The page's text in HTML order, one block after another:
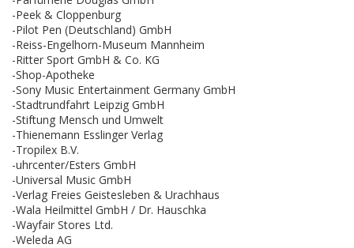
-Peek & Cloppenburg
-Pilot Pen (Deutschland) GmbH
-Reiss-Engelhorn-Museum Mannheim
-Ritter Sport GmbH & Co. KG
-Shop-Apotheke
-Sony Music Entertainment Germany GmbH
-Stadtrundfahrt Leipzig GmbH
-Stiftung Mensch und Umwelt
-Thienemann Esslinger Verlag
-Tropilex B.V.
-uhrcenter/Esters GmbH
-Universal Music GmbH
-Verlag Freies Geistesleben & Urachhaus
-Wala Heilmittel GmbH / Dr. Hauschka
-Wayfair Stores Ltd.
-Weleda AG